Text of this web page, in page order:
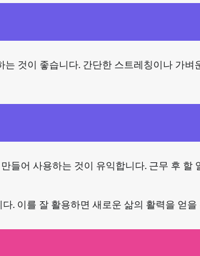
것이 좋습니다. 간단한 스트레칭이나 가벼
들어 사용하는 것이 유익합니다. 근무 후 할
. 이를 잘 활용하면 새로운 삶의 활력을 얻을